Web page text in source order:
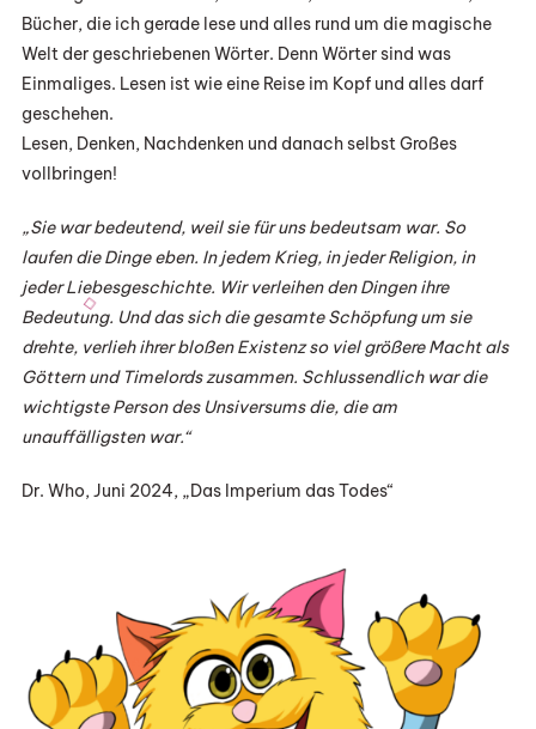
Bücher, die ich gerade lese und alles rund um die magische
Welt der geschriebenen Wörter. Denn Wörter sind was
Einmaliges. Lesen ist wie eine Reise im Kopf und alles darf
geschehen.
Lesen, Denken, Nachdenken und danach selbst Großes
vollbringen!
„Sie war bedeutend, weil sie für uns bedeutsam war. So
laufen die Dinge eben. In jedem Krieg, in jeder Religion, in
jeder Liebesgeschichte. Wir verleihen den Dingen ihre
Bedeutung. Und das sich die gesamte Schöpfung um sie
drehte, verlieh ihrer bloßen Existenz so viel größere Macht als
Göttern und Timelords zusammen. Schlussendlich war die
wichtigste Person des Unsiversums die, die am
unauffälligsten war.“
Dr. Who, Juni 2024, „Das Imperium das Todes“